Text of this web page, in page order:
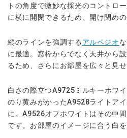
トの角度で微妙な採光のコントロ
に横に開閉できるため、開け閉め
縦のラインを強調する アルペジオ
に最適。窓枠からでなく天井から
るため、さらにお部屋を広々と見
白さの際立つA9725ミルキーホワ
のり黄みがかったA9528ライトア
に。A9526オフホワイトはその中
です。お部屋のイメージに合う白